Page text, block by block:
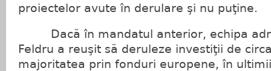
proiectelor avute în derulare şi nu puţine.
Dacă în mandatul anterior, echipa
Feldru a reuşit să deruleze investiţii de
majoritatea prin fonduri europene, în